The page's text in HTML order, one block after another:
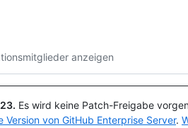
anzeigen
. Es wird keine Patch-Freigabe
von GitHub Enterprise Server.